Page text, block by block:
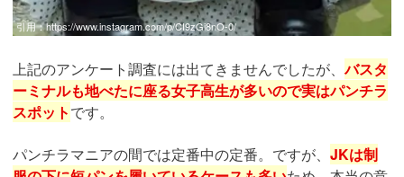
引用：https://www.instagram.com/p/CI9zGi8nO-0/
上記のアンケート調査には出てきませんでしたが、バスタ
ーミナルも地べたに座る女子高生が多いので実はパンチラ
スポットです。
パンチラマニアの間では定番中の定番。ですが、 JKは制